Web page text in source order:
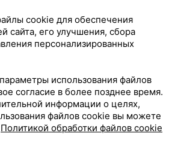
cookie для обеспечения
сайта, его улучшения, сбора
персонализированных
использования файлов
согласие в более позднее время.
информации о целях,
файлов cookie вы можете
Политикой обработки файлов cookie